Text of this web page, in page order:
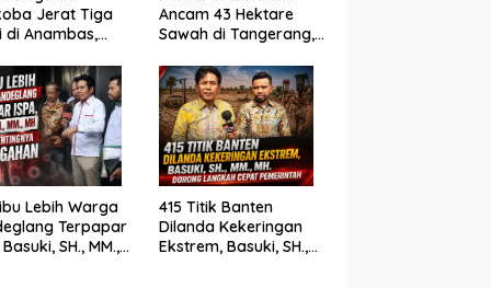
Jerat Tiga
di Anambas,
Harus Tegak
Ancam 43 Hektare
Sawah di Tangerang,
Dorong Langkah
Cepat Pemerintah
Lebih Warga
Terpapar
Basuki, SH., MM.,
415 Titik Banten
Dilanda Kekeringan
Ekstrem, Basuki, SH.,